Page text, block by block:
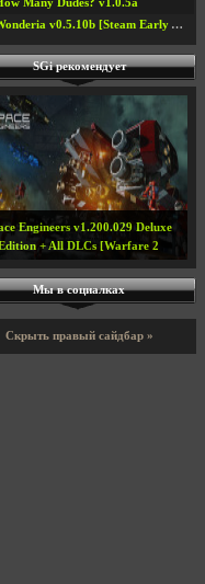
Wonderia v0.5.10b [Steam Early Access]
SGi рекомендует
& Blade/ Mount and Blade.
История героя v.1.011
Мы в социалках
Скрыть правый сайдбар »